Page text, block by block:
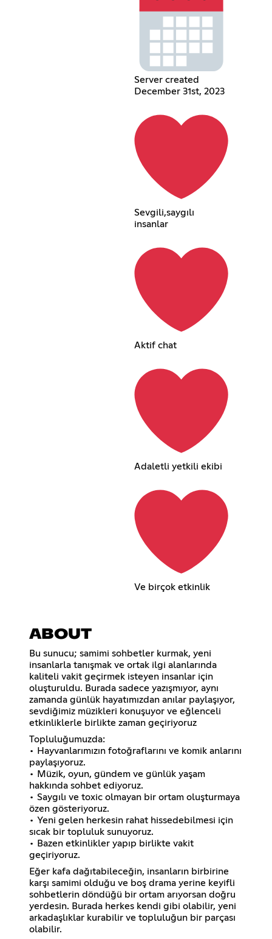
Server created
December 31st, 2023
Sevgili,saygılı
insanlar
Aktif chat
Adaletli yetkili ekibi
Ve birçok etkinlik
ABOUT
Bu sunucu; samimi sohbetler kurmak, yeni
insanlarla tanışmak ve ortak ilgi alanlarında
kaliteli vakit geçirmek isteyen insanlar için
oluşturuldu. Burada sadece yazışmıyor, aynı
zamanda günlük hayatımızdan anılar paylaşıyor,
sevdiğimiz müzikleri konuşuyor ve eğlenceli
etkinliklerle birlikte zaman geçiriyoruz
Topluluğumuzda:
• Hayvanlarımızın fotoğraflarını ve komik anlarını
paylaşıyoruz.
• Müzik, oyun, gündem ve günlük yaşam
hakkında sohbet ediyoruz.
• Saygılı ve toxic olmayan bir ortam oluşturmaya
özen gösteriyoruz.
• Yeni gelen herkesin rahat hissedebilmesi için
sıcak bir topluluk sunuyoruz.
• Bazen etkinlikler yapıp birlikte vakit
geçiriyoruz.
Eğer kafa dağıtabileceğin, insanların birbirine
karşı samimi olduğu ve boş drama yerine keyifli
sohbetlerin döndüğü bir ortam arıyorsan doğru
yerdesin. Burada herkes kendi gibi olabilir, yeni
arkadaşlıklar kurabilir ve topluluğun bir parçası
olabilir.